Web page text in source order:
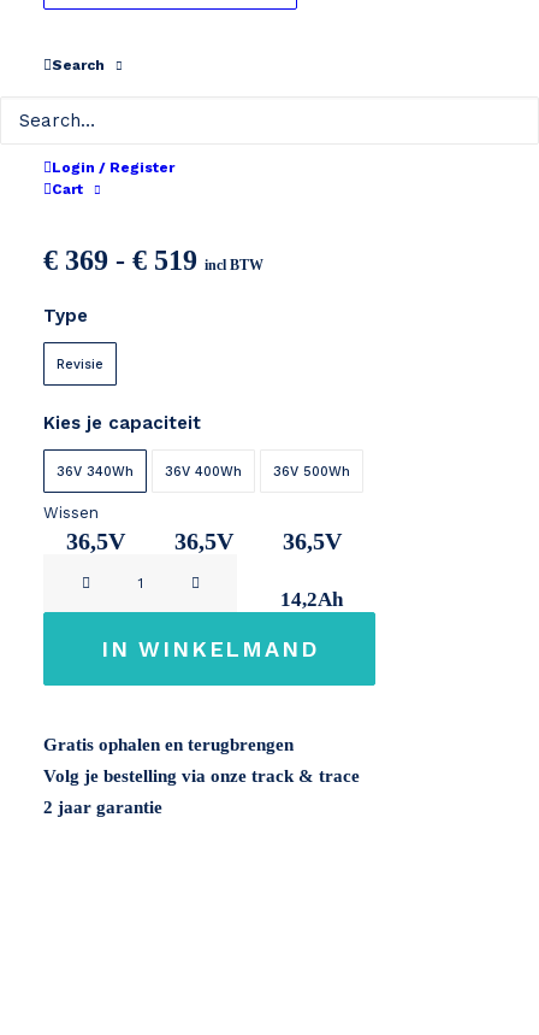
Search
Login / Register
Cart
Phylion XH-370 36V
€ 369 - € 519Prijsklasse:
incl BTW
Type
Revisie
Kies je capaciteit
36V 340Wh
36,5V
36V 400Wh
36,5V
36V 500Wh
36,5V
14,2Ah
Wissen
IN WINKELMAND
Gratis ophalen en terugbrengen
Volg je bestelling via onze track & trace
2 jaar garantie